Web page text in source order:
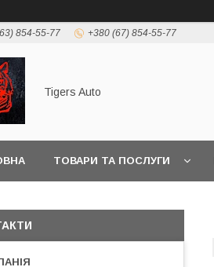
854-55-77 +380 (67) 854-55-77
Tigers Auto
ТОВАРИ ТА ПОСЛУГИ